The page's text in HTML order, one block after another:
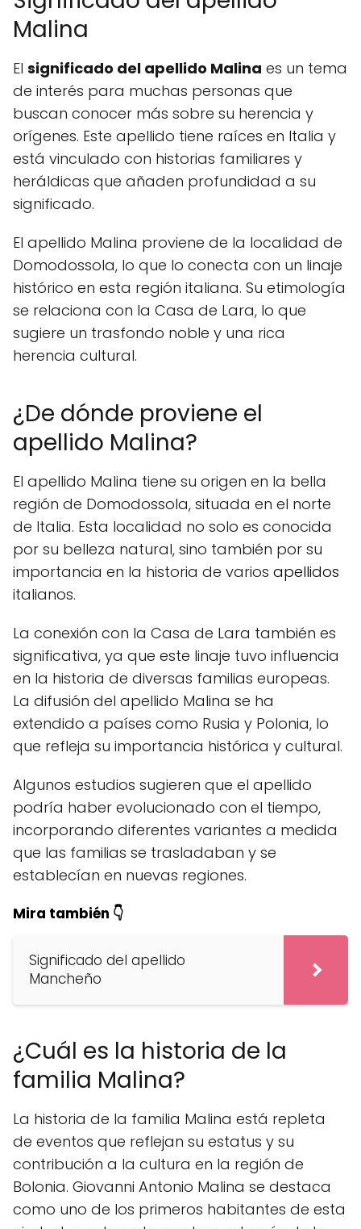
Malina
El significado del apellido Malina es un tema
de interés para muchas personas que
buscan conocer más sobre su herencia y
orígenes. Este apellido tiene raíces en Italia y
está vinculado con historias familiares y
heráldicas que añaden profundidad a su
significado.
El apellido Malina proviene de la localidad de
Domodossola, lo que lo conecta con un linaje
histórico en esta región italiana. Su etimología
se relaciona con la Casa de Lara, lo que
sugiere un trasfondo noble y una rica
herencia cultural.
¿De dónde proviene el
apellido Malina?
El apellido Malina tiene su origen en la bella
región de Domodossola, situada en el norte
de Italia. Esta localidad no solo es conocida
por su belleza natural, sino también por su
importancia en la historia de varios apellidos
italianos.
La conexión con la Casa de Lara también es
significativa, ya que este linaje tuvo influencia
en la historia de diversas familias europeas.
La difusión del apellido Malina se ha
extendido a países como Rusia y Polonia, lo
que refleja su importancia histórica y cultural.
Algunos estudios sugieren que el apellido
podría haber evolucionado con el tiempo,
incorporando diferentes variantes a medida
que las familias se trasladaban y se
establecían en nuevas regiones.
Mira también 👇
Significado del apellido
Mancheño
¿Cuál es la historia de la
familia Malina?
La historia de la familia Malina está repleta
de eventos que reflejan su estatus y su
contribución a la cultura en la región de
Bolonia. Giovanni Antonio Malina se destaca
como uno de los primeros habitantes de esta